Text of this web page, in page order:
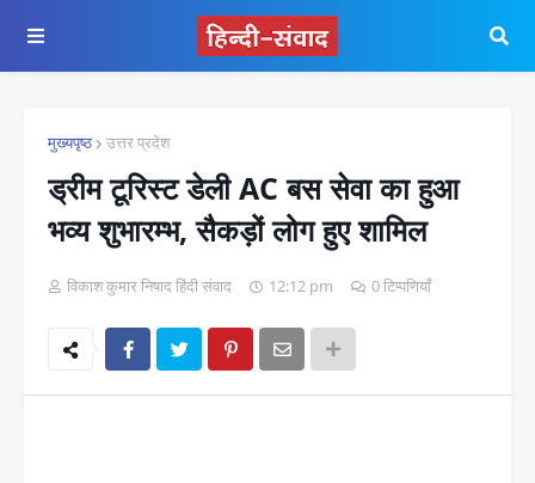
मुख्यपृष्ठ उत्तर प्रदेश
ड्रीम टूरिस्ट डेली AC बस सेवा का हुआ
भव्य शुभारम्भ, सैकड़ों लोग हुए शामिल
विकाश कुमार निषाद हिंदी संवाद 12:12 pm 0 टिप्पणियाँ